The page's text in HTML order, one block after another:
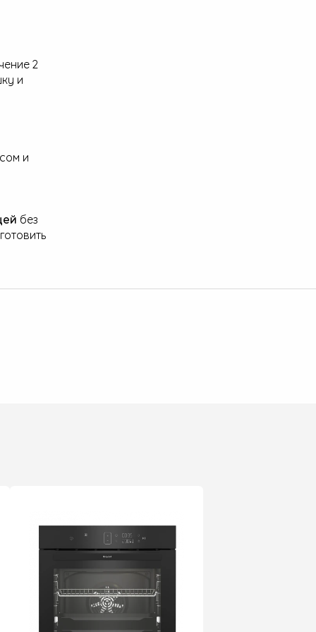
2
и
и
без